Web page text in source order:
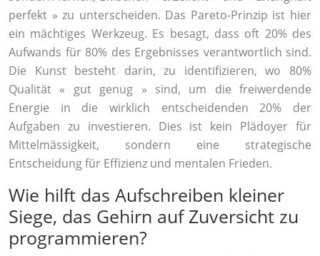
perfekt » zu unterscheiden. Das Pareto-Prinzip ist hier
ein mächtiges Werkzeug. Es besagt, dass oft 20% des
Aufwands für 80% des Ergebnisses verantwortlich sind.
Die Kunst besteht darin, zu identifizieren, wo 80%
Qualität « gut genug » sind, um die freiwerdende
Energie in die wirklich entscheidenden 20% der
Aufgaben zu investieren. Dies ist kein Plädoyer für
Mittelmässigkeit, sondern eine strategische
Entscheidung für Effizienz und mentalen Frieden.
Wie hilft das Aufschreiben kleiner
Siege, das Gehirn auf Zuversicht zu
programmieren?